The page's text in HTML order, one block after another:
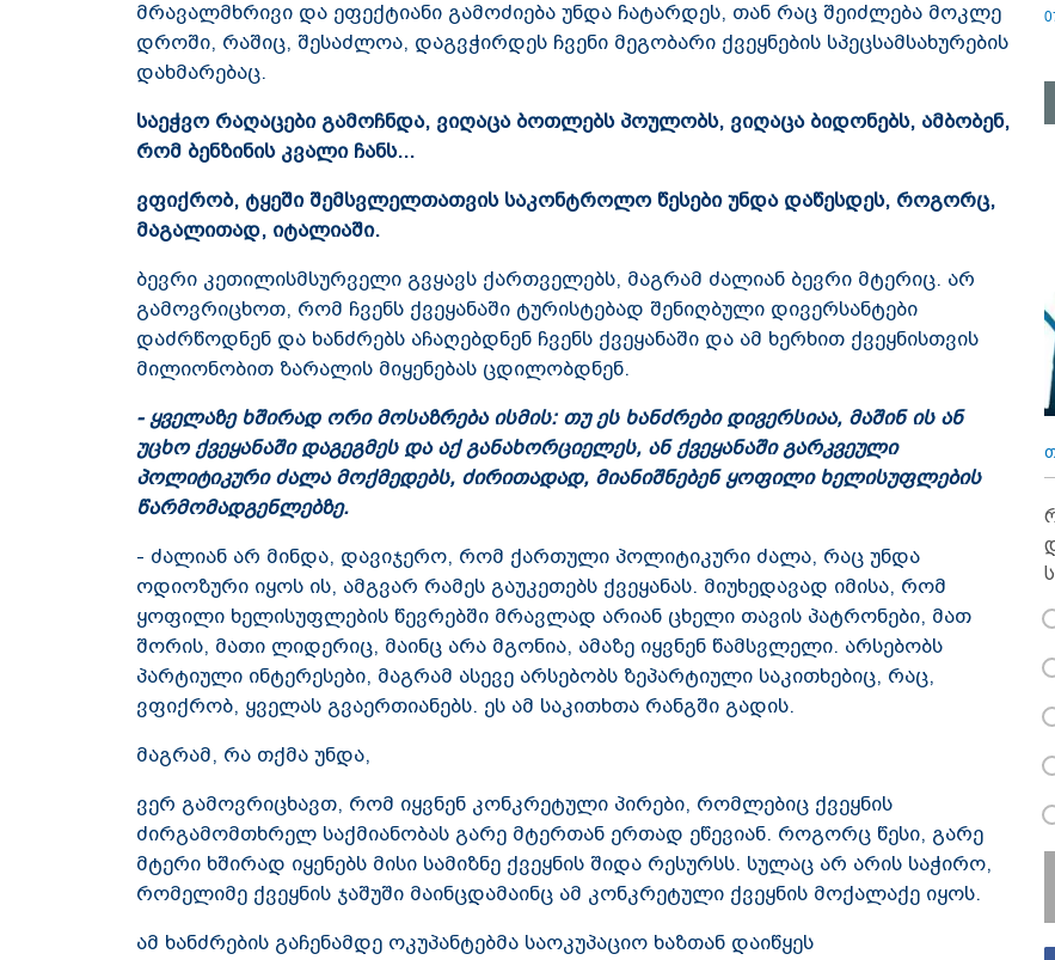
მრავალმხრივი და ეფექტიანი გამოძიება უნდა ჩატარდეს, თან რაც შეიძლება მოკლე
დროში, რაშიც, შესაძლოა, დაგვჭირდეს ჩვენი მეგობარი ქვეყნების სპეცსამსახურების
დახმარებაც.
საეჭვო რაღაცები გამოჩნდა, ვიღაცა ბოთლებს პოულობს, ვიღაცა ბიდონებს, ამბობენ,
რომ ბენზინის კვალი ჩანს...
ვფიქრობ, ტყეში შემსვლელთათვის საკონტროლო წესები უნდა დაწესდეს, როგორც,
მაგალითად, იტალიაში.
ბევრი კეთილისმსურველი გვყავს ქართველებს, მაგრამ ძალიან ბევრი მტერიც. არ
გამოვრიცხოთ, რომ ჩვენს ქვეყანაში ტურისტებად შენიღბული დივერსანტები
დაძრწოდნენ და ხანძრებს აჩაღებდნენ ჩვენს ქვეყანაში და ამ ხერხით ქვეყნისთვის
მილიონობით ზარალის მიყენებას ცდილობდნენ.
- ყველაზე ხშირად ორი მოსაზრება ისმის: თუ ეს ხანძრები დივერსიაა, მაშინ ის ან
უცხო ქვეყანაში დაგეგმეს და აქ განახორციელეს, ან ქვეყანაში გარკვეული
პოლიტიკური ძალა მოქმედებს, ძირითადად, მიანიშნებენ ყოფილი ხელისუფლების
წარმომადგენლებზე.
- ძალიან არ მინდა, დავიჯერო, რომ ქართული პოლიტიკური ძალა, რაც უნდა
ოდიოზური იყოს ის, ამგვარ რამეს გაუკეთებს ქვეყანას. მიუხედავად იმისა, რომ
ყოფილი ხელისუფლების წევრებში მრავლად არიან ცხელი თავის პატრონები, მათ
შორის, მათი ლიდერიც, მაინც არა მგონია, ამაზე იყვნენ წამსვლელი. არსებობს
პარტიული ინტერესები, მაგრამ ასევე არსებობს ზეპარტიული საკითხებიც, რაც,
ვფიქრობ, ყველას გვაერთიანებს. ეს ამ საკითხთა რანგში გადის.
მაგრამ, რა თქმა უნდა,
ვერ გამოვრიცხავთ, რომ იყვნენ კონკრეტული პირები, რომლებიც ქვეყნის
ძირგამომთხრელ საქმიანობას გარე მტერთან ერთად ეწევიან. როგორც წესი, გარე
მტერი ხშირად იყენებს მისი სამიზნე ქვეყნის შიდა რესურსს. სულაც არ არის საჭირო,
რომელიმე ქვეყნის ჯაშუში მაინცდამაინც ამ კონკრეტული ქვეყნის მოქალაქე იყოს.
ამ ხანძრების გაჩენამდე ოკუპანტებმა საოკუპაციო ხაზთან დაიწყეს